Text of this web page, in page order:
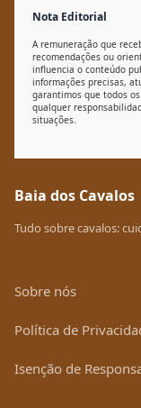
Nota Editorial
A remuneração que
recomendações ou
influencia o conteúdo
informações precisas,
garantimos que todos
qualquer
situações.
Baia dos Cavalos
Tudo sobre cavalos:
Sobre nós
Política de
Isenção de